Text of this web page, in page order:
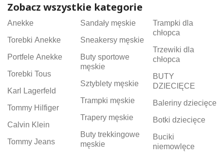
Zobacz wszystkie kategorie
Anekke
Torebki Anekke
Portfele Anekke
Torebki Tous
Karl Lagerfeld
Tommy Hilfiger
Calvin Klein
Tommy Jeans
Sandały męskie
Sneakersy męskie
Buty sportowe
męskie
Sztyblety męskie
Trampki męskie
Trapery męskie
Buty trekkingowe
męskie
Trampki dla
chłopca
Trzewiki dla
chłopca
BUTY
DZIECIĘCE
Baleriny dziecięce
Botki dziecięce
Buciki
niemowlęce